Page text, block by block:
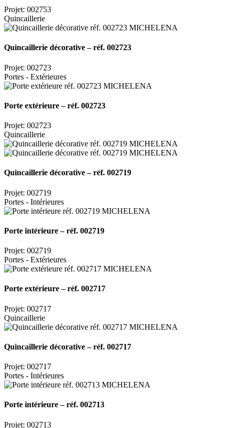
Projet: 002753
Quincaillerie
Quincaillerie décorative – réf. 002723
Projet: 002723
Portes - Extérieures
Porte extérieure – réf. 002723
Projet: 002723
Quincaillerie
Quincaillerie décorative – réf. 002719
Projet: 002719
Portes - Intérieures
Porte intérieure – réf. 002719
Projet: 002719
Portes - Extérieures
Porte extérieure – réf. 002717
Projet: 002717
Quincaillerie
Quincaillerie décorative – réf. 002717
Projet: 002717
Portes - Intérieures
Porte intérieure – réf. 002713
Projet: 002713